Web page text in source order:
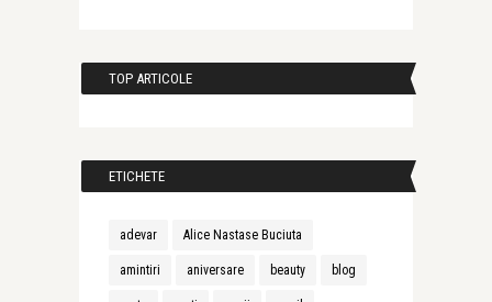
TOP ARTICOLE
ETICHETE
adevar Alice Nastase Buciuta
amintiri aniversare beauty blog